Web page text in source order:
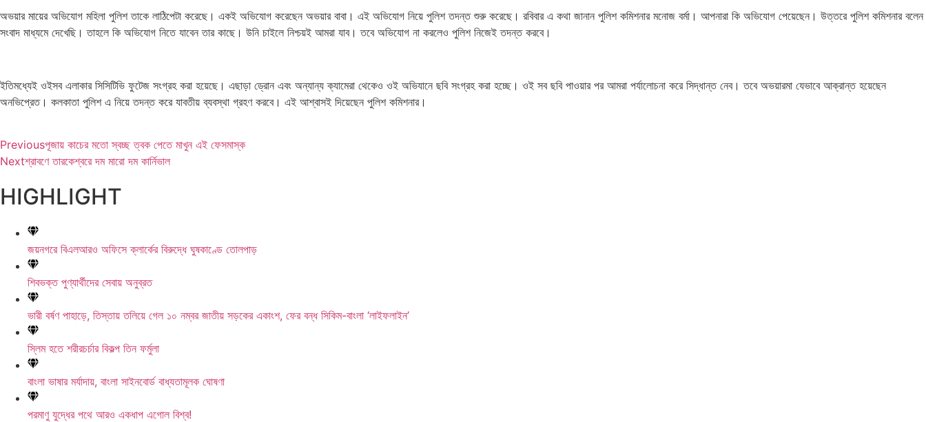
অভয়ার মায়ের অভিযোগ মহিলা পুলিশ তাকে লাঠিপেটা করেছে। একই অভিযোগ করেছেন অভয়ার বাবা। এই অভিযোগ নিয়ে পুলিশ তদন্ত শুরু করেছে। রবিবার এ কথা জানান পুলিশ কমিশনার মনোজ বর্মা। আপনারা কি অভিযোগ পেয়েছেন। উত্তরে পুলিশ কমিশনার বলেন
সংবাদ মাধ্যমে দেখেছি। তাহলে কি অভিযোগ নিতে যাবেন তার কাছে। উনি চাইলে নিশ্চয়ই আমরা যাব। তবে অভিযোগ না করলেও পুলিশ নিজেই তদন্ত করবে।
ইতিমধ্যেই ওইসব এলাকার সিসিটিভি ফুটেজ সংগ্রহ করা হয়েছে। এছাড়া ড্রোন এবং অন্যান্য ক্যামেরা থেকেও ওই অভিযানে ছবি সংগ্রহ করা হচ্ছে। ওই সব ছবি পাওয়ার পর আমরা পর্যালোচনা করে সিদ্ধান্ত নেব। তবে অভয়ারমা যেভাবে আক্রান্ত হয়েছেন
অনভিপ্রেত। কলকাতা পুলিশ এ নিয়ে তদন্ত করে যাবতীয় ব্যবস্থা গ্রহণ করবে। এই আশ্বাসই দিয়েছেন পুলিশ কমিশনার।
Previousপূজায় কাচের মতো স্বচ্ছ ত্বক পেতে মাখুন এই ফেসমাস্ক
Nextশ্রাবণে তারকেশ্বরে দম মারো দম কার্নিভাল
HIGHLIGHT
জয়নগরে বিএলআরও অফিসে ক্লার্কের বিরুদ্ধে ঘুষকাণ্ডে তোলপাড়
শিবভক্ত পুণ্যার্থীদের সেবায় অনুব্রত
ভারী বর্ষণ পাহাড়ে, তিস্তায় তলিয়ে গেল ১০ নম্বর জাতীয় সড়কের একাংশ, ফের বন্ধ সিকিম-বাংলা ‘লাইফলাইন’
স্লিম হতে শরীরচর্চার বিকল্প তিন ফর্মুলা
বাংলা ভাষার মর্যাদায়, বাংলা সাইনবোর্ড বাধ্যতামূলক ঘোষণা
পরমাণু যুদ্ধের পথে আরও একধাপ এগোল বিশ্ব!